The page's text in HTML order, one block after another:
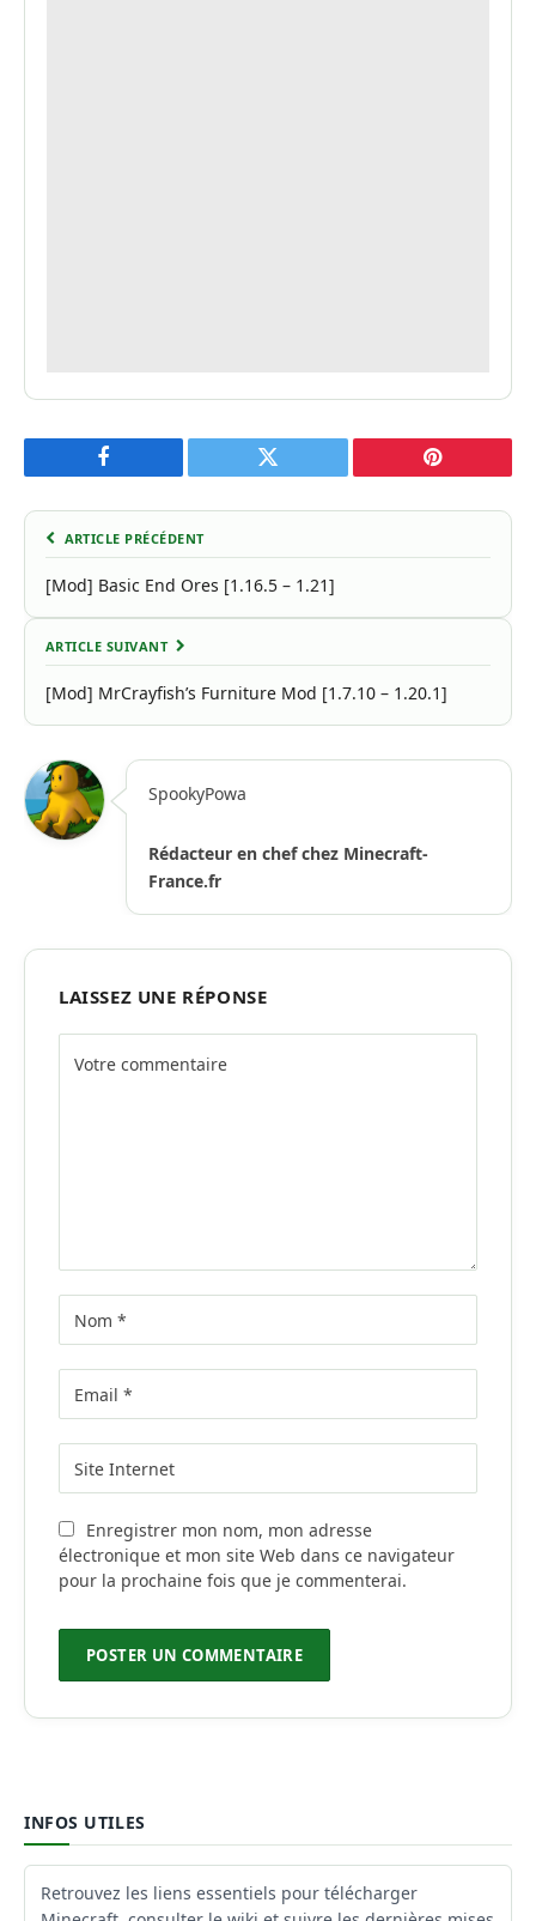
Facebook Twitter Pinterest
ARTICLE PRÉCÉDENT
[Mod] Basic End Ores [1.16.5 – 1.21]
ARTICLE SUIVANT
[Mod] MrCrayfish’s Furniture Mod [1.7.10 – 1.20.1]
SpookyPowa
Rédacteur en chef chez Minecraft-
France.fr
LAISSEZ UNE RÉPONSE
Enregistrer mon nom, mon adresse
électronique et mon site Web dans ce navigateur
pour la prochaine fois que je commenterai.
INFOS UTILES
Retrouvez les liens essentiels pour télécharger